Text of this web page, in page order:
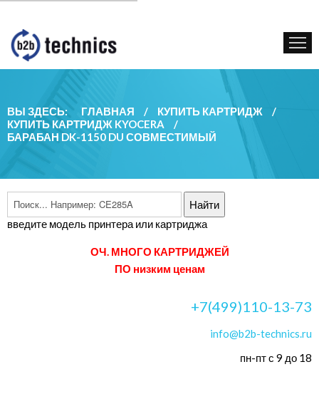
КУПИТЬ КАРТРИДЖ
ГОС. УЧРЕЖДЕНИЯМ
КОНТАКТЫ
ВЫ ЗДЕСЬ: ГЛАВНАЯ / КУПИТЬ КАРТРИДЖ
/
КУПИТЬ КАРТРИДЖ KYOCERA
/
БАРАБАН DK-1150 DU СОВМЕСТИМЫЙ
введите модель принтера или картриджа
ОЧ. МНОГО КАРТРИДЖЕЙ
ПО низким ценам
+7(499)110-13-73
info@b2b-technics.ru
пн-пт с 9 до 18